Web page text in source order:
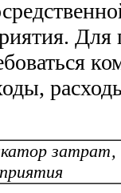
Для
затрат,